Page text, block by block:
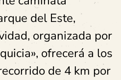
del Este,
organizada por
ofrecerá a los
de 4 km por